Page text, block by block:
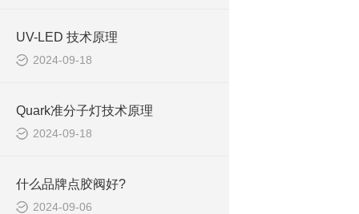
UV-LED 技术原理
2024-09-18
Quark准分子灯技术原理
2024-09-18
什么品牌点胶阀好?
2024-09-06